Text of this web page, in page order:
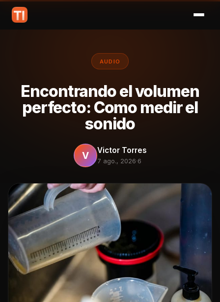
AUDIO
Encontrando el volumen
perfecto: Como medir el
sonido
V Victor Torres
7 ago., 2026·6